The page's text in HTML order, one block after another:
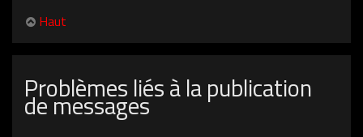
Haut
Problèmes liés à la publication
de messages